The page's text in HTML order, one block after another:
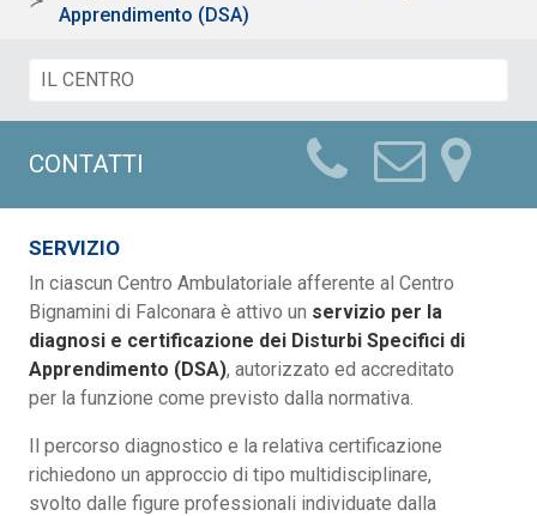
Apprendimento (DSA)
CONTATTI
SERVIZIO
In ciascun Centro Ambulatoriale afferente al Centro
Bignamini di Falconara è attivo un servizio per la
diagnosi e certificazione dei Disturbi Specifici di
Apprendimento (DSA), autorizzato ed accreditato
per la funzione come previsto dalla normativa.
Il percorso diagnostico e la relativa certificazione
richiedono un approccio di tipo multidisciplinare,
svolto dalle figure professionali individuate dalla